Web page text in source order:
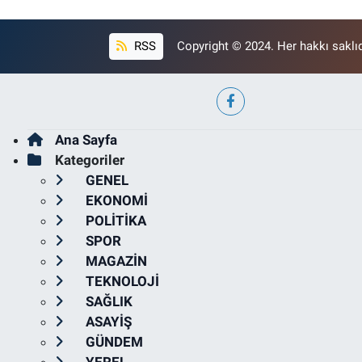
RSS Copyright © 2024. Her hakkı
Ana Sayfa
Kategoriler
GENEL
EKONOMİ
POLİTİKA
SPOR
MAGAZİN
TEKNOLOJİ
SAĞLIK
ASAYİŞ
GÜNDEM